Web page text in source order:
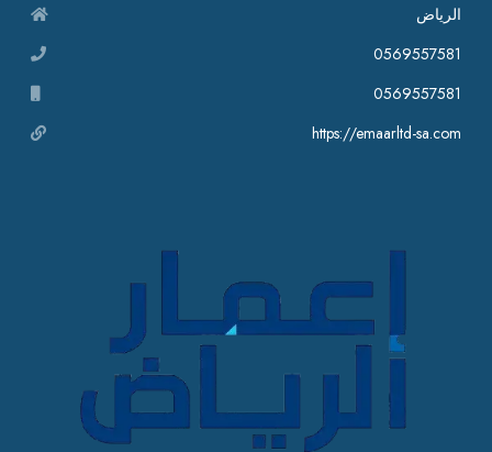
الرياض
0569557581
0569557581
https://emaarltd-sa.com